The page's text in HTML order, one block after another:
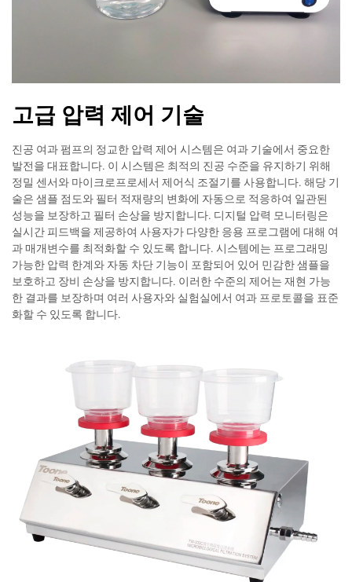
고급 압력 제어 기술
진공 여과 펌프의 정교한 압력 제어 시스템은 여과 기술에서 중요한
발전을 대표합니다. 이 시스템은 최적의 진공 수준을 유지하기 위해
정밀 센서와 마이크로프로세서 제어식 조절기를 사용합니다. 해당 기
술은 샘플 점도와 필터 적재량의 변화에 자동으로 적응하여 일관된
성능을 보장하고 필터 손상을 방지합니다. 디지털 압력 모니터링은
실시간 피드백을 제공하여 사용자가 다양한 응용 프로그램에 대해 여
과 매개변수를 최적화할 수 있도록 합니다. 시스템에는 프로그래밍
가능한 압력 한계와 자동 차단 기능이 포함되어 있어 민감한 샘플을
보호하고 장비 손상을 방지합니다. 이러한 수준의 제어는 재현 가능
한 결과를 보장하며 여러 사용자와 실험실에서 여과 프로토콜을 표준
화할 수 있도록 합니다.